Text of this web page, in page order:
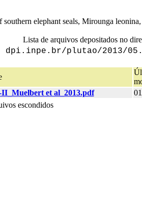
southern elephant seals, Mirounga
Lista de arquivos depositados no
dpi.inpe.br/plutao/2013/
et al_2013.pdf
escondidos